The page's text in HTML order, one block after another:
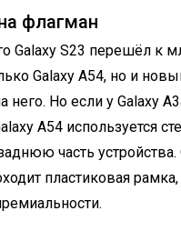
флагман
Galaxy S23 перешёл к
Galaxy A54, но и
него. Но если у Galaxy
A54 используется
часть устройства.
пластиковая